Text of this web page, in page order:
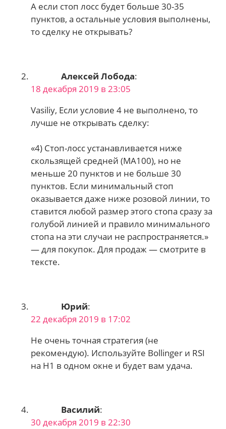
А если стоп лосс будет больше 30-35
пунктов, а остальные условия выполнены,
то сделку не открывать?
Алексей Лобода:
18 декабря 2019 в 23:05
Vasiliy, Если условие 4 не выполнено, то
лучше не открывать сделку:
«4) Стоп-лосс устанавливается ниже
скользящей средней (МА100), но не
меньше 20 пунктов и не больше 30
пунктов. Если минимальный стоп
оказывается даже ниже розовой линии, то
ставится любой размер этого стопа сразу за
голубой линией и правило минимального
стопа на эти случаи не распространяется.»
— для покупок. Для продаж — смотрите в
тексте.
Юрий:
22 декабря 2019 в 17:02
Не очень точная стратегия (не
рекомендую). Используйте Bollinger и RSI
на H1 в одном окне и будет вам удача.
Василий:
30 декабря 2019 в 22:30